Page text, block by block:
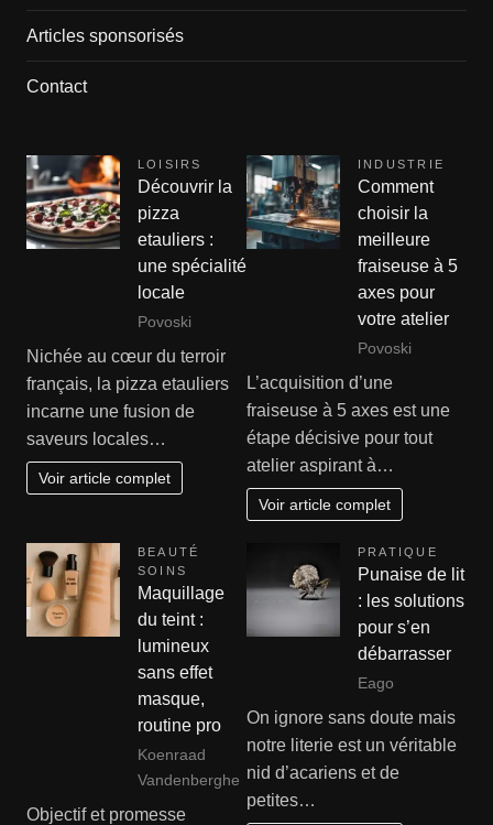
Articles sponsorisés
Contact
LOISIRS
Découvrir la
pizza
etauliers :
une spécialité
locale
Povoski
Nichée au cœur du terroir
français, la pizza etauliers
incarne une fusion de
saveurs locales…
Voir article complet
INDUSTRIE
Comment
choisir la
meilleure
fraiseuse à 5
axes pour
votre atelier
Povoski
L’acquisition d’une
fraiseuse à 5 axes est une
étape décisive pour tout
atelier aspirant à…
Voir article complet
BEAUTÉ
SOINS
Maquillage
du teint :
lumineux
sans effet
masque,
routine pro
Koenraad
Vandenberghe
Objectif et promesse
PRATIQUE
Punaise de lit
: les solutions
pour s’en
débarrasser
Eago
On ignore sans doute mais
notre literie est un véritable
nid d’acariens et de
petites…